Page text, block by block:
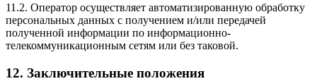
11.2. Оператор осуществляет автоматизированную обработку
персональных данных с получением и/или передачей
полученной информации по информационно-
телекоммуникационным сетям или без таковой.
12. Заключительные положения